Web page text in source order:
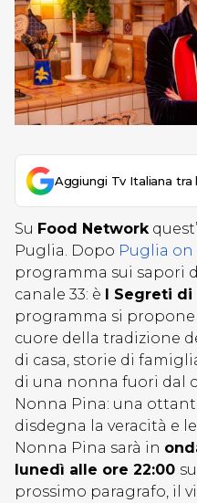
Aggiungi Tv Italiana
Su Food Network
Puglia. Dopo Puglia on
programma sui sapori
canale 33: è I Segreti di
programma si
cuore della tradizione
di casa, storie di
di una nonna fuori dal
Nonna Pina: una
disdegna la veracità e
Nonna Pina sarà in
lunedì alle ore 22:00
prossimo paragrafo, il